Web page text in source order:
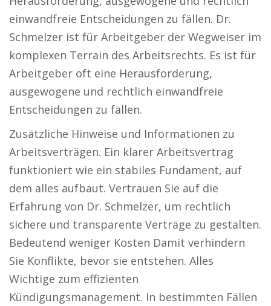
einwandfreie Entscheidungen zu fällen. Dr.
Schmelzer ist für Arbeitgeber der Wegweiser im
komplexen Terrain des Arbeitsrechts. Es ist für
Arbeitgeber oft eine Herausforderung,
ausgewogene und rechtlich einwandfreie
Entscheidungen zu fällen.
Zusätzliche Hinweise und Informationen zu
Arbeitsverträgen. Ein klarer Arbeitsvertrag
funktioniert wie ein stabiles Fundament, auf
dem alles aufbaut. Vertrauen Sie auf die
Erfahrung von Dr. Schmelzer, um rechtlich
sichere und transparente Verträge zu gestalten.
Bedeutend weniger Kosten Damit verhindern
Sie Konflikte, bevor sie entstehen. Alles
Wichtige zum effizienten
Kündigungsmanagement. In bestimmten Fällen